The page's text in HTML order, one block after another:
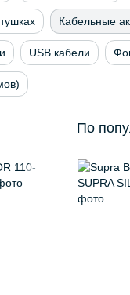
Кабельные
USB кабели
По